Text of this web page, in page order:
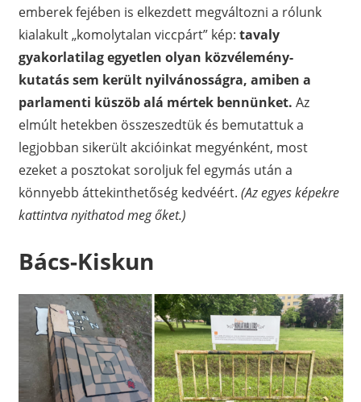
emberek fejében is elkezdett megváltozni a rólunk
kialakult „komolytalan viccpárt” kép: tavaly
gyakorlatilag egyetlen olyan közvélemény-
kutatás sem került nyilvánosságra, amiben a
parlamenti küszöb alá mértek bennünket. Az
elmúlt hetekben összeszedtük és bemutattuk a
legjobban sikerült akcióinkat megyénként, most
ezeket a posztokat soroljuk fel egymás után a
könnyebb áttekinthetőség kedvéért. (Az egyes képekre
kattintva nyithatod meg őket.)
Bács-Kiskun